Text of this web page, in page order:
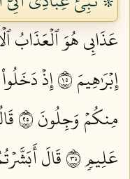
عَذَابِي هُوَ ٱلۡعَذَابُ
إِبۡرَٰهِيمَ ٥١
إِذۡ
مِنكُمۡ وَجِلُونَ ٥٢
عَلِيمٖ ٥٣
قَالَ